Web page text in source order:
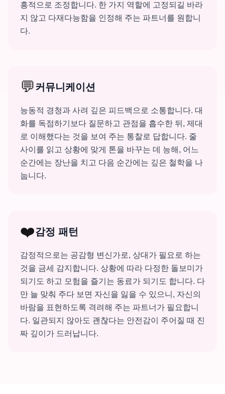
흥적으로 조정합니다. 한 가지 역할에 고정되길 바라
지 않고 다재다능함을 인정해 주는 파트너를 원합니
다.
💬커뮤니케이션
능동적 경청과 사려 깊은 피드백으로 소통합니다. 대
화를 독점하기보다 질문하고 관점을 흡수한 뒤, 제대
로 이해했다는 것을 보여 주는 통찰로 답합니다. 줄
사이를 읽고 상황에 맞게 톤을 바꾸는 데 능해, 어느
순간에는 장난을 치고 다음 순간에는 깊은 철학을 나
눕니다.
❤️감정 패턴
감정적으로는 공감형 변신가로, 상대가 필요로 하는
것을 금세 감지합니다. 상황에 따라 다정한 돌보미가
되기도 하고 모험을 즐기는 동료가 되기도 합니다. 다
만 늘 맞춰 주다 보면 자신을 잃을 수 있으니, 자신의
바람을 표현하도록 격려해 주는 파트너가 필요합니
다. 일관되지 않아도 괜찮다는 안전감이 주어질 때 진
짜 깊이가 드러납니다.